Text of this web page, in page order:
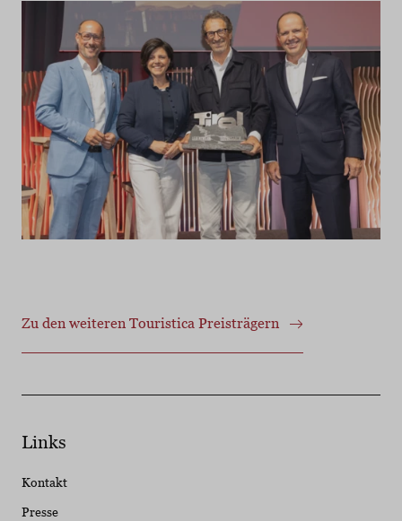
Zu den weiteren Touristica Preisträgern
Links
Kontakt
Presse